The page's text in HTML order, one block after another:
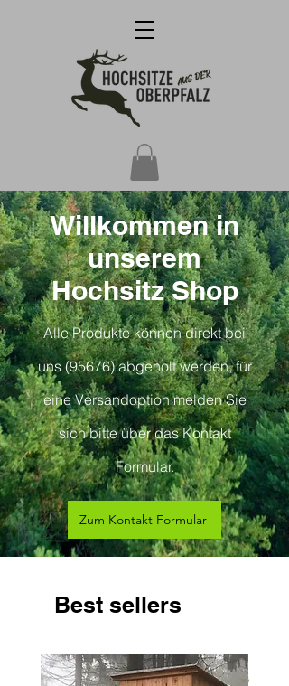
Willkommen in
unserem
Hochsitz Shop
Alle Produkte können direkt bei
uns (95676) abgeholt werden, für
eine Versandoption melden Sie
sich bitte über das Kontakt
Formular.
Zum Kontakt Formular
Best sellers